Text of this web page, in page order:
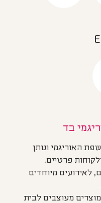
בד
האוריגמי ונותן
פרטיים.
לאירועים מיוחדים
מעוצבים לבית